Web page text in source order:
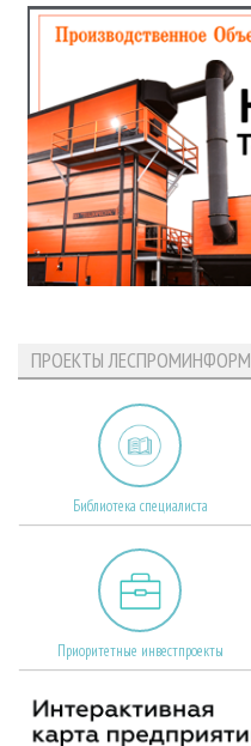
ПРОЕКТЫ ЛЕСПРОМИНФОРМ
Библиотека специалиста
Приоритетные инвестпроекты